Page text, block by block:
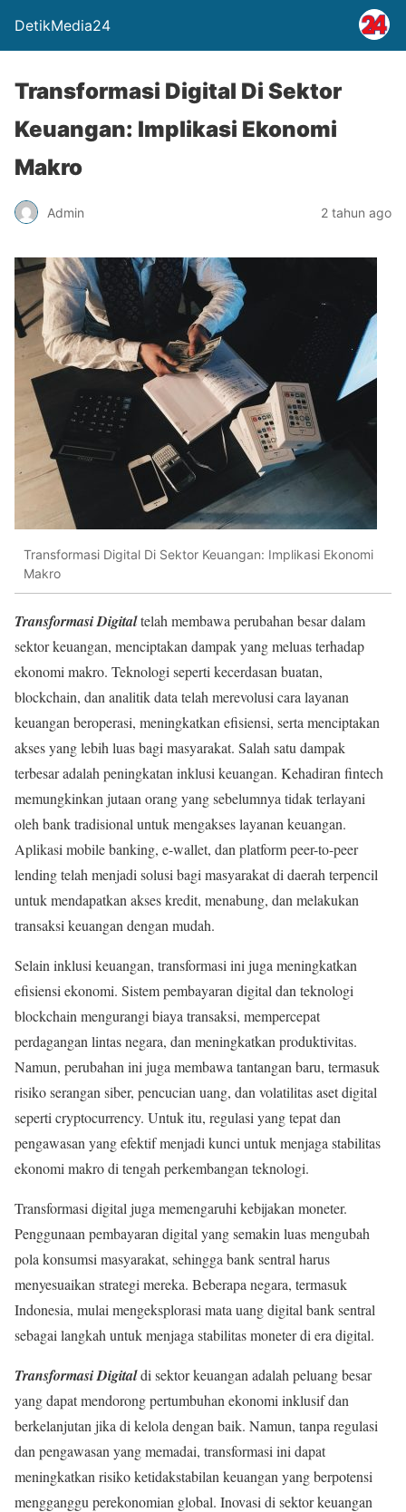
DetikMedia24
Transformasi Digital Di Sektor
Keuangan: Implikasi Ekonomi
Makro
Admin 2 tahun ago
Transformasi Digital Di Sektor Keuangan: Implikasi Ekonomi
Makro
Transformasi Digitaltelah membawa perubahan besar dalam
sektor keuangan, menciptakan dampak yang meluas terhadap
ekonomi makro. Teknologi seperti kecerdasan buatan,
blockchain, dan analitik data telah merevolusi cara layanan
keuangan beroperasi, meningkatkan efisiensi, serta menciptakan
akses yang lebih luas bagi masyarakat. Salah satu dampak
terbesar adalah peningkatan inklusi keuangan. Kehadiran fintech
memungkinkan jutaan orang yang sebelumnya tidak terlayani
oleh bank tradisional untuk mengakses layanan keuangan.
Aplikasi mobile banking, e-wallet, dan platform peer-to-peer
lending telah menjadi solusi bagi masyarakat di daerah terpencil
untuk mendapatkan akses kredit, menabung, dan melakukan
transaksi keuangan dengan mudah.
Selain inklusi keuangan, transformasi ini juga meningkatkan
efisiensi ekonomi. Sistem pembayaran digital dan teknologi
blockchain mengurangi biaya transaksi, mempercepat
perdagangan lintas negara, dan meningkatkan produktivitas.
Namun, perubahan ini juga membawa tantangan baru, termasuk
risiko serangan siber, pencucian uang, dan volatilitas aset digital
seperti cryptocurrency. Untuk itu, regulasi yang tepat dan
pengawasan yang efektif menjadi kunci untuk menjaga stabilitas
ekonomi makro di tengah perkembangan teknologi.
Transformasi digital juga memengaruhi kebijakan moneter.
Penggunaan pembayaran digital yang semakin luas mengubah
pola konsumsi masyarakat, sehingga bank sentral harus
menyesuaikan strategi mereka. Beberapa negara, termasuk
Indonesia, mulai mengeksplorasi mata uang digital bank sentral
sebagai langkah untuk menjaga stabilitas moneter di era digital.
Transformasi Digitaldi sektor keuangan adalah peluang besar
yang dapat mendorong pertumbuhan ekonomi inklusif dan
berkelanjutan jika di kelola dengan baik. Namun, tanpa regulasi
dan pengawasan yang memadai, transformasi ini dapat
meningkatkan risiko ketidakstabilan keuangan yang berpotensi
mengganggu perekonomian global. Inovasi di sektor keuangan